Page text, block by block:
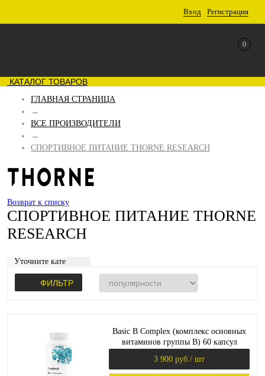
Вход Регистрация
0
КАТАЛОГ ТОВАРОВ
ГЛАВНАЯ СТРАНИЦА
→
ВСЕ ПРОИЗВОДИТЕЛИ
→
СПОРТИВНОЕ ПИТАНИЕ THORNE RESEARCH
Возврат к списку
СПОРТИВНОЕ ПИТАНИЕ THORNE
RESEARCH
Уточните категорию:
ФИЛЬТР
Basic B Complex (комплекс основных
витаминов группы B) 60 капсул
3 900 руб. / шт